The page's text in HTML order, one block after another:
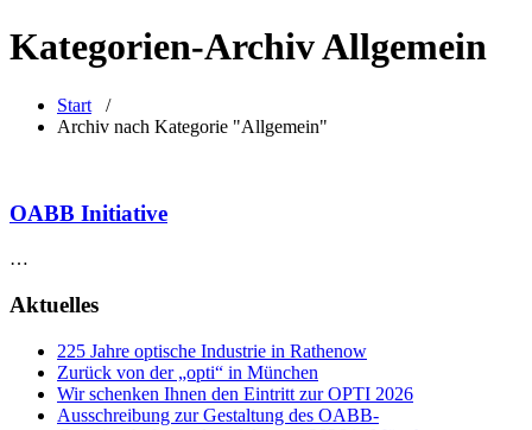
Kategorien-Archiv Allgemein
Start /
Archiv nach Kategorie "Allgemein"
OABB Initiative
…
Aktuelles
225 Jahre optische Industrie in Rathenow
Zurück von der „opti“ in München
Wir schenken Ihnen den Eintritt zur OPTI 2026
Ausschreibung zur Gestaltung des OABB-